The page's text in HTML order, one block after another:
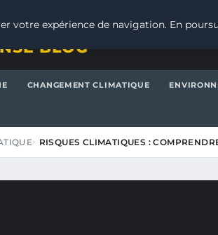
BLOG
CHANGEMENT CLIMATIQUE
RISQUES CLIMATIQUES :
votre expérience de navigation. En